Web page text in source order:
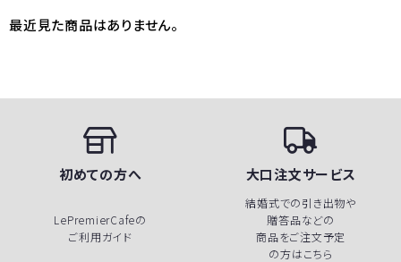
最近見た商品はありません。
初めての方へ
LePremierCafeの
ご利用ガイド
大口注文サービス
結婚式での引き出物や
贈答品などの
商品をご注文予定
の方はこちら